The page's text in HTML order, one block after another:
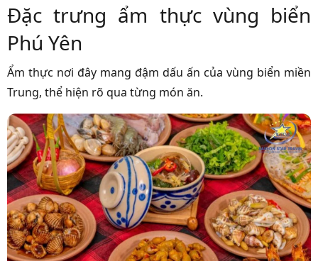
Đặc trưng ẩm thực vùng biển
Phú Yên
Ẩm thực nơi đây mang đậm dấu ấn của vùng biển miền
Trung, thể hiện rõ qua từng món ăn.